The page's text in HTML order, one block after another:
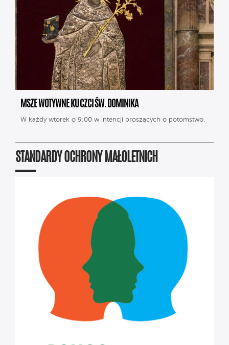
MSZE WOTYWNE KU CZCI ŚW. DOMINIKA
W każdy wtorek o 9:00 w intencji proszących o potomstwo.
STANDARDY OCHRONY MAŁOLETNICH